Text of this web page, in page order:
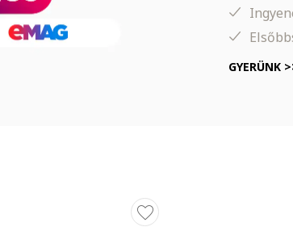
Korrektorként
alapozóként Extra széles applikátora
szinte mindent elfed az arcbőrön, amit
GYERÜNK